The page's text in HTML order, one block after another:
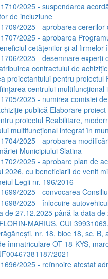
2025 - suspendarea
de incluziune
2025 - aprobarea
2025 - aprobarea
cetățenilor și al
2025 - desemnare
contractului de
proiectantului pentru
centrului
2025 - numirea comisiei
publică Elaborare
proiectul Reabilitare,
multifuncțional integrat în
2025 - aprobarea
Municipiului Slatina
2025 - aprobare plan de
2026, cu beneficiarii de venit
Legii nr. 196/2016
2025 - convocarea
2025 - înlocuire
de 27.12.2025 până la data
MARIUS, CUI
nr. 18, bloc 18, sc.
înmatriculare OT-18-KYS,
2021
2025 - reînnoire atestat